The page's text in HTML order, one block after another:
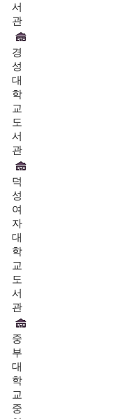
서
관
경
성
대
학
교
도
서
관
덕
성
여
자
대
학
교
도
서
관
중
부
대
학
교
중